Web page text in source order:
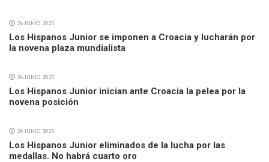
26 JUNIO 2025
Los Hispanos Junior se imponen a Croacia y lucharán por
la novena plaza mundialista
26 JUNIO 2025
Los Hispanos Junior inician ante Croacia la pelea por la
novena posición
24 JUNIO 2025
Los Hispanos Junior eliminados de la lucha por las
medallas. No habrá cuarto oro